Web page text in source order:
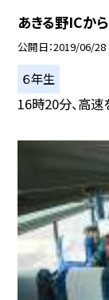
あきる野ICから
公開日 2019/06/28
６年生
16時20分、高速